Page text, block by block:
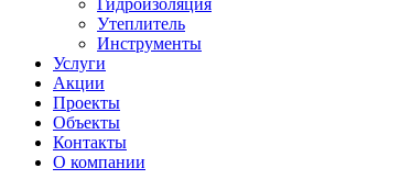
Гидроизоляция
Утеплитель
Инструменты
Услуги
Акции
Проекты
Объекты
Контакты
О компании